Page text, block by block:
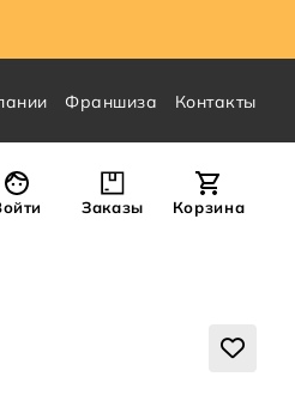
Франшиза Контакты
Заказы Корзина